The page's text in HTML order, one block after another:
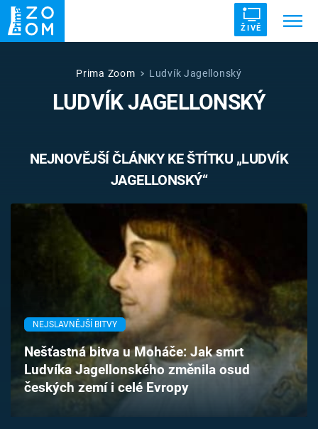
ŽIVĚ
ZRÁDCI UFO DRUHÁ SVĚTOVÁ VÁLKA
VETŘELCI DÁVNOVĚKU
Časopis
Sledujte prima+
Prima Zoom Ludvík Jagellonský
LUDVÍK JAGELLONSKÝ
NEJNOVĚJŠÍ ČLÁNKY KE ŠTÍTKU „LUDVÍK
JAGELLONSKÝ“
NEJSLAVNĚJŠÍ BITVY
Nešťastná bitva u Moháče: Jak smrt
Ludvíka Jagellonského změnila osud
českých zemí i celé Evropy